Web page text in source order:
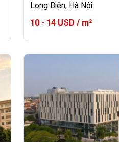
Long Biên, Hà Nội
10 - 14 USD / m²